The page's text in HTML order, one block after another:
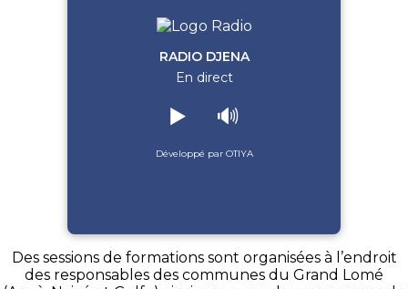
RADIO DJENA
En direct
▶️ 🔊
Développé par OTIYA
Des sessions de formations sont organisées à l’endroit
des responsables des communes du Grand Lomé